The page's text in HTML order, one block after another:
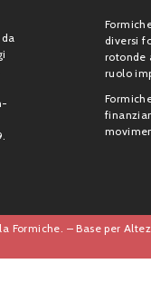
diversi
rotonde
ruolo
Formiche. – Base per